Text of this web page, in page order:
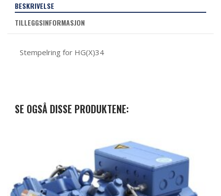
BESKRIVELSE
TILLEGGSINFORMASJON
Stempelring for HG(X)34
SE OGSÅ DISSE PRODUKTENE: